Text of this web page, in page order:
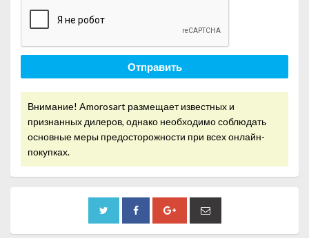
Отправить
Внимание! Amorosart размещает известных и
признанных дилеров, однако необходимо соблюдать
основные меры предосторожности при всех онлайн-
покупках.